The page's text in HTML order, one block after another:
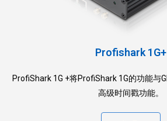
Profishark 1G+
ProfiShark 1G +将ProfiShark 1G的功能与
高级时间戳功能。